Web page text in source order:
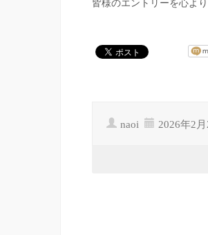
皆様のエントリーを心よ
naoi 2026年2